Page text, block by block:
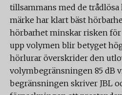
tillsammans med de
märke har klart bäst
hörbarhet minskar risken för
upp volymen blir betyget
hörlurar överskrider den
volymbegränsningen 85 dB
begränsningen skriver JBL